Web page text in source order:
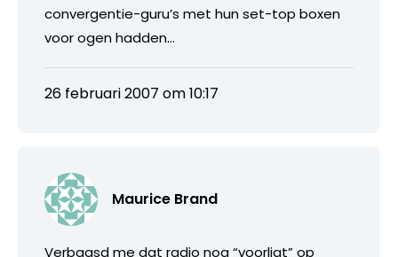
convergentie-guru’s met hun set-top boxen
voor ogen hadden…
26 februari 2007 om 10:17
Maurice Brand
Verbaasd me dat radio nog “voorligt” op